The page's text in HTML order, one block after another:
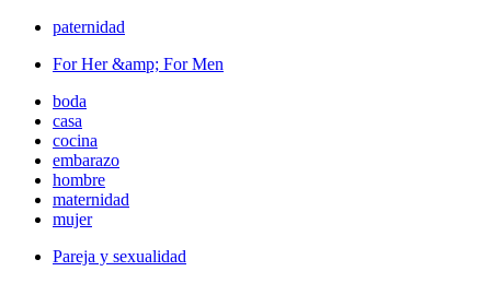
paternidad
For Her &amp; For Men
boda
casa
cocina
embarazo
hombre
maternidad
mujer
Pareja y sexualidad